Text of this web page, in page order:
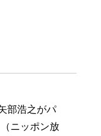
部浩之がパ
ニッポン放